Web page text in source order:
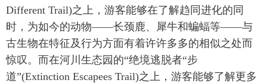
Different Trail)之上，游客能够在了解趋同进化的同
时，为如今的动物——长颈鹿、犀牛和蝙蝠等——与
古生物在特征及行为方面有着许许多多的相似之处而
惊叹。而在河川生态园的“绝境逃脱者“步
道”(Extinction Escapees Trail)之上，游客能够了解更多